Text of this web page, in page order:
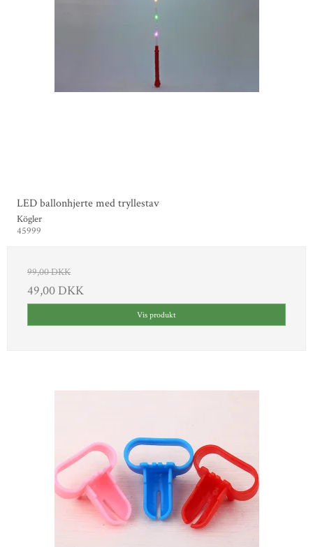
LED ballonhjerte med tryllestav
Kögler
45999
99,00 DKK
49,00 DKK
Vis produkt